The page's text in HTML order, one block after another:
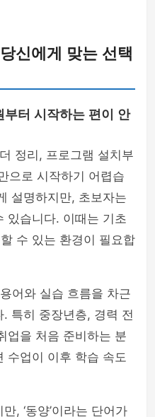
신에게 맞는 선택
부터 시작하는 편이 안
정리, 프로그램 설치부
으로 시작하기 어렵습
설명하지만, 초보자는
있습니다. 이때는 기초
수 있는 환경이 필요합
어와 실습 흐름을 차근
특히 중장년층, 경력 전
업을 처음 준비하는 분
수업이 이후 학습 속도
, ‘동양’이라는 단어가